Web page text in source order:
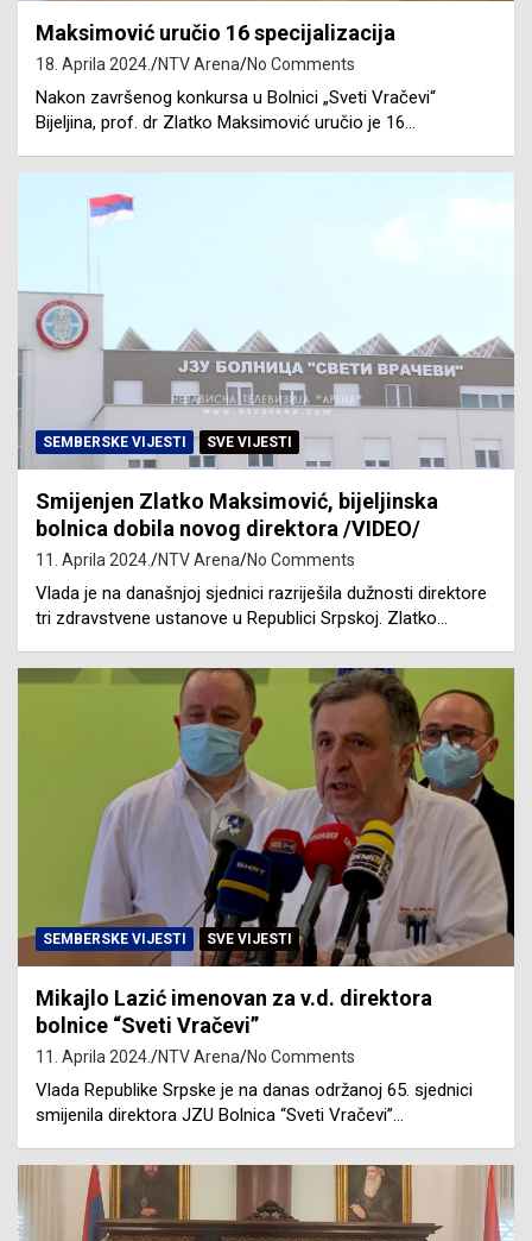
Maksimović uručio 16 specijalizacija
18. Aprila 2024. NTV Arena No Comments
Nakon završenog konkursa u Bolnici „Sveti Vračevi“
Bijeljina, prof. dr Zlatko Maksimović uručio je 16…
SEMBERSKE VIJESTI SVE VIJESTI
Smijenjen Zlatko Maksimović, bijeljinska
bolnica dobila novog direktora /VIDEO/
11. Aprila 2024. NTV Arena No Comments
Vlada je na današnjoj sjednici razriješila dužnosti direktore
tri zdravstvene ustanove u Republici Srpskoj. Zlatko…
SEMBERSKE VIJESTI SVE VIJESTI
Mikajlo Lazić imenovan za v.d. direktora
bolnice “Sveti Vračevi”
11. Aprila 2024. NTV Arena No Comments
Vlada Republike Srpske je na danas održanoj 65. sjednici
smijenila direktora ЈZU Bolnica “Sveti Vračevi”…